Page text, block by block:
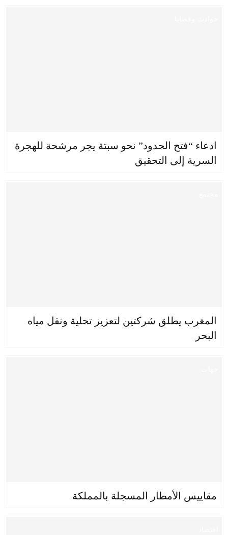
ادعاء “فتح الحدود” نحو سبتة يجر مرشحة للهجرة
السرية إلى التحقيق
المغرب يطلق شركتين لتعزيز تحلية ونقل مياه
البحر
مقاييس الأمطار المسجلة بالمملكة